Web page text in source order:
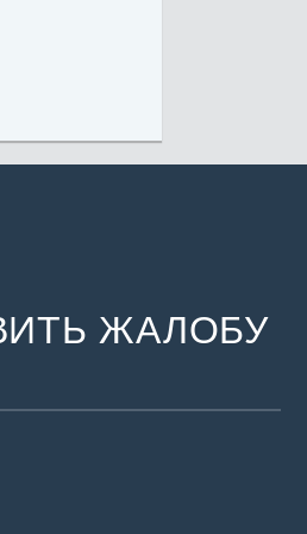
ЖАЛОБУ